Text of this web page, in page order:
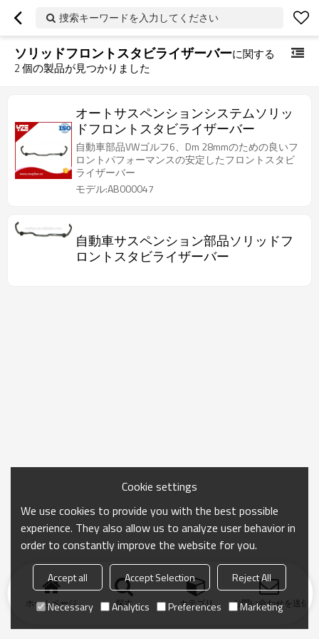
捜索キーワードを入力してください
ソリッドフロントスタビライザーバーに関する
2個の製品が見つかりました
オートサスペンションシステムソリッ
ドフロントスタビライザーバー
自動車部品VWゴルフ6、Dm 28mmのための良いフ
ロントパフォーマンスの安定したフロントスタビ
ライザーバー
モデル:AB000047
自動車サスペンション部品ソリッドフ
ロントスタビライザーバー
ホームページ 探す カテゴリ お問い合わせを送信
Cookie settings
We use cookies to provide you with the best possible
experience. They also allow us to analyze user behavior in
order to constantly improve the website for you.
Accept all Accept Selection
Reject All
Necessary
Analytics Preferences Marketing